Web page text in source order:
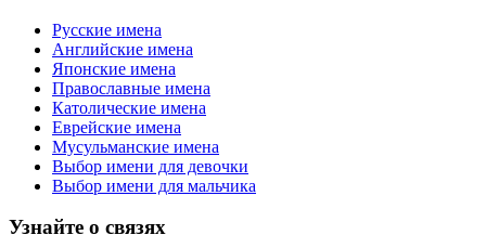
Русские имена
Английские имена
Японские имена
Православные имена
Католические имена
Еврейские имена
Мусульманские имена
Выбор имени для девочки
Выбор имени для мальчика
Узнайте о связях